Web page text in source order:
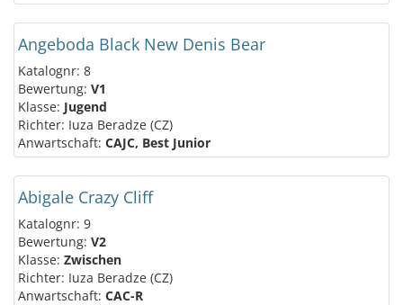
Angeboda Black New Denis Bear
Katalognr: 8
Bewertung: V1
Klasse: Jugend
Richter: Iuza Beradze (CZ)
Anwartschaft: CAJC, Best Junior
Abigale Crazy Cliff
Katalognr: 9
Bewertung: V2
Klasse: Zwischen
Richter: Iuza Beradze (CZ)
Anwartschaft: CAC-R